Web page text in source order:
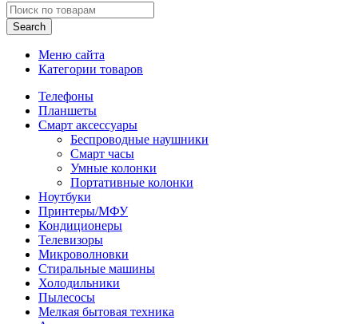
Search
Меню сайта
Категории товаров
Телефоны
Планшеты
Смарт аксессуары
Беспроводные наушники
Смарт часы
Умные колонки
Портативные колонки
Ноутбуки
Принтеры/МФУ
Кондиционеры
Телевизоры
Микроволновки
Стиральные машины
Холодильники
Пылесосы
Мелкая бытовая техника